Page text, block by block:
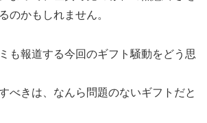
のかもしれません。
も報道する今回のギフト騒動をどう思
べきは、なんら問題のないギフトだと